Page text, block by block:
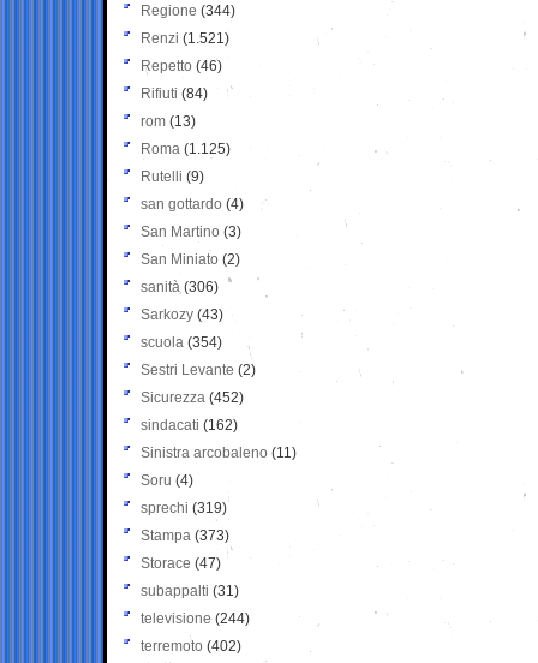
Regione (344)
Renzi (1.521)
Repetto (46)
Rifiuti (84)
rom (13)
Roma (1.125)
Rutelli (9)
san gottardo (4)
San Martino (3)
San Miniato (2)
sanità (306)
Sarkozy (43)
scuola (354)
Sestri Levante (2)
Sicurezza (452)
sindacati (162)
Sinistra arcobaleno (11)
Soru (4)
sprechi (319)
Stampa (373)
Storace (47)
subappalti (31)
televisione(244)
terremoto (402)